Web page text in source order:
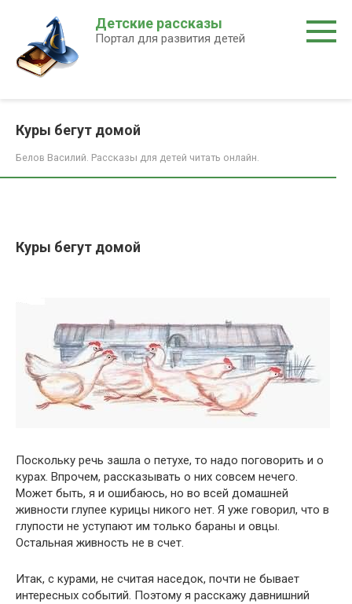
контенту
Детские рассказы
Портал для развития детей
Куры бегут домой
Белов Василий. Рассказы для детей читать онлайн.
Куры бегут домой
Поскольку речь зашла о петухе, то надо поговорить и о
курах. Впрочем, рассказывать о них совсем нечего.
Может быть, я и ошибаюсь, но во всей домашней
живности глупее курицы никого нет. Я уже говорил, что в
глупости не уступают им только бараны и овцы.
Остальная живность не в счет.
Итак, с курами, не считая наседок, почти не бывает
интересных событий. Поэтому я расскажу давнишний